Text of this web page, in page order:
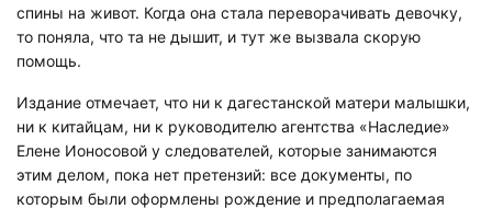
спины на живот. Когда она стала переворачивать девочку,
то поняла, что та не дышит, и тут же вызвала скорую
помощь.
Издание отмечает, что ни к дагестанской матери малышки,
ни к китайцам, ни к руководителю агентства «Наследие»
Елене Ионосовой у следователей, которые занимаются
этим делом, пока нет претензий: все документы, по
которым были оформлены рождение и предполагаемая